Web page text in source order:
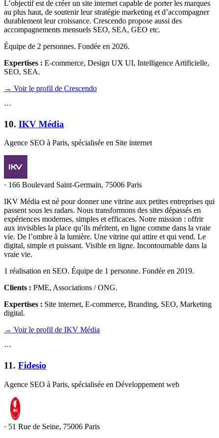
L’objectif est de créer un site internet capable de porter les marques
au plus haut, de soutenir leur stratégie marketing et d’accompagner
durablement leur croissance. Crescendo propose aussi des
accompagnements mensuels SEO, SEA, GEO etc.
Équipe de 2 personnes. Fondée en 2026.
Expertises : E-commerce, Design UX UI, Intelligence Artificielle,
SEO, SEA.
→ Voir le profil de Crescendo
···
10. IKV Média
Agence SEO à Paris, spécialisée en Site internet
· 166 Boulevard Saint-Germain, 75006 Paris
IKV Média est né pour donner une vitrine aux petites entreprises qui
passent sous les radars. Nous transformons des sites dépassés en
expériences modernes, simples et efficaces. Notre mission : offrir
aux invisibles la place qu’ils méritent, en ligne comme dans la vraie
vie. De l’ombre à la lumière. Une vitrine qui attire et qui vend. Le
digital, simple et puissant. Visible en ligne. Incontournable dans la
vraie vie.
1 réalisation en SEO. Équipe de 1 personne. Fondée en 2019.
Clients : PME, Associations / ONG.
Expertises : Site internet, E-commerce, Branding, SEO, Marketing
digital.
→ Voir le profil de IKV Média
···
11. Fidesio
Agence SEO à Paris, spécialisée en Développement web
· 51 Rue de Seine, 75006 Paris